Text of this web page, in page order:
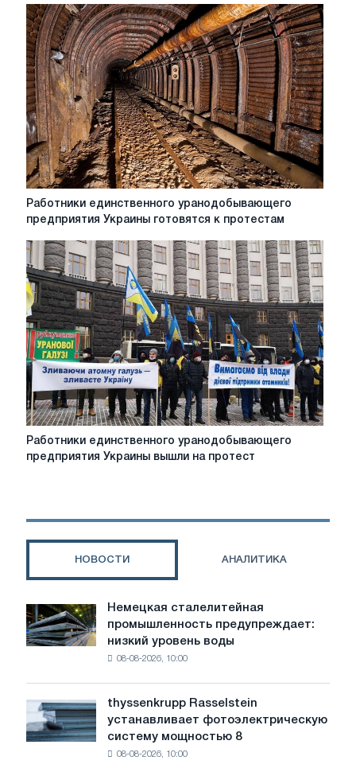
в
недопоставке
уранового
концентрата
на
700
миллионов
гривен
Работники
единственного
предприятия
Украины
готовятся
к
протестам
Работники единственного уранодобывающего
предприятия Украины готовятся к протестам
Работники
единственного
вышли
Работники единственного уранодобывающего
предприятия Украины вышли на протест
НОВОСТИ АНАЛИТИКА
Немецкая
сталелитейная
промышленность
предупреждает:
воды
угрожает
безопасности
Немецкая сталелитейная
промышленность предупреждает:
низкий уровень воды
08-08-2026, 10:00
thyssenkrupp
Rasselstein
устанавливает
фотоэлектрическую
thyssenkrupp Rasselstein
устанавливает фотоэлектрическую
систему мощностью 8
08-08-2026, 10:00